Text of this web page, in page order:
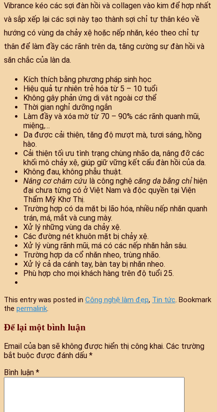
Vibrance kéo các sợi đàn hồi và collagen vào kim để hợp nhất
và sắp xếp lại các sợi này tạo thành sợi chỉ tự thân kéo về
hướng có vùng da chảy xệ hoặc nếp nhăn, kéo theo chỉ tự
thân để làm đầy các rãnh trên da, tăng cường sự đàn hồi và
săn chắc của làn da.
Kích thích bằng phương pháp sinh học
Hiệu quả tự nhiên trẻ hóa từ 5 – 10 tuổi
Không gây phản ứng dị vật ngoài cơ thể
Thời gian nghỉ dưỡng ngắn
Làm đầy và xóa mờ từ 70 – 90% các rãnh quanh mũi,
miệng,…
Da được cải thiện, tăng độ mượt mà, tươi sáng, hồng
hào.
Cải thiện tối ưu tình trạng chùng nhão da, nâng đỡ các
khối mô chảy xệ, giúp giữ vững kết cấu đàn hồi của da.
Không đau, không phẫu thuật.
Nâng cơ châm cứu là công nghệ căng da bằng chỉhiện
đại chưa từng có ở Việt Nam và độc quyền tại Viện
Thẩm Mỹ Khơ Thị.
Trường hợp có da mặt bị lão hóa, nhiều nếp nhăn quanh
trán, má, mắt và cung mày.
Xử lý những vùng da chảy xệ.
Các đường nét khuôn mặt bị chảy xệ.
Xử lý vùng rãnh mũi, má có các nếp nhăn hằn sâu.
Trường hợp da cổ nhăn nheo, trùng nhão.
Xử lý cả da cánh tay, bàn tay bị nhăn nheo.
Phù hợp cho mọi khách hàng trên độ tuổi 25.
This entry was posted in Công nghệ làm đẹp, Tin tức. Bookmark
the permalink.
Để lại một bình luận
Email của bạn sẽ không được hiển thị công khai. Các trường
bắt buộc được đánh dấu *
Bình luận *